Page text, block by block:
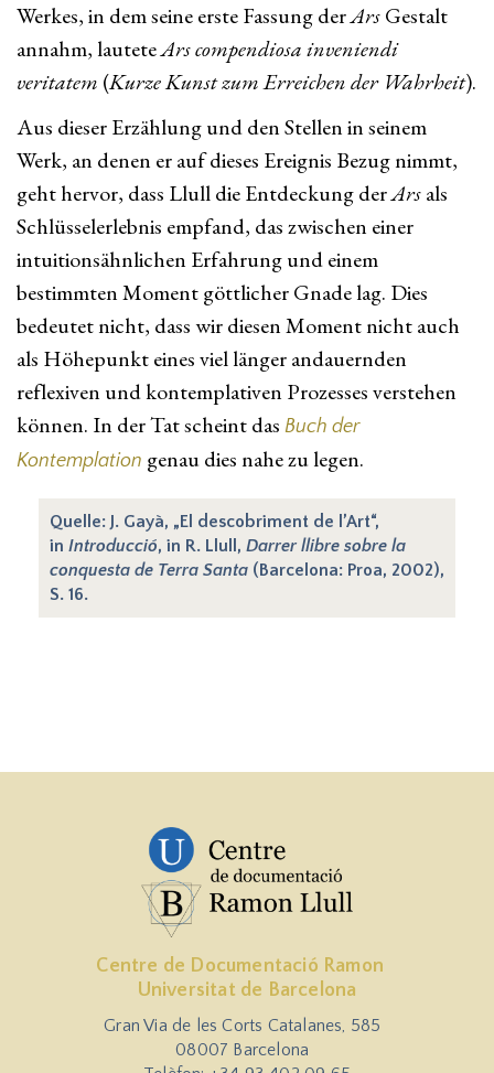
Werkes, in dem seine erste Fassung derArsGestalt
annahm, lauteteArs compendiosa inveniendi
veritatem (Kurze Kunst zum Erreichen der Wahrheit).
Aus dieser Erzählung und den Stellen in seinem
Werk, an denen er auf dieses Ereignis Bezug nimmt,
geht hervor, dass Llull die Entdeckung derArsals
Schlüsselerlebnis empfand, das zwischen einer
intuitionsähnlichen Erfahrung und einem
bestimmten Moment göttlicher Gnade lag. Dies
bedeutet nicht, dass wir diesen Moment nicht auch
als Höhepunkt eines viel länger andauernden
reflexiven und kontemplativen Prozesses verstehen
können. In der Tat scheint das Buch der
Kontemplation genau dies nahe zu legen.
Quelle: J. Gayà, „El descobriment de l’Art“,
in Introducció, in R. Llull, Darrer llibre sobre la
conquesta de Terra Santa (Barcelona: Proa, 2002),
S. 16.
Centre de Documentació Ramon
Universitat de Barcelona
Gran Via de les Corts Catalanes, 585
08007 Barcelona